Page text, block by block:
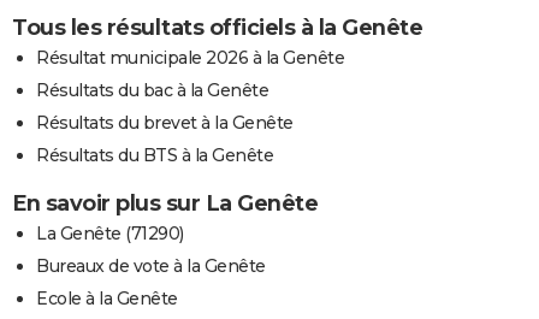
Tous les résultats officiels à la Genête
Résultat municipale 2026 à la Genête
Résultats du bac à la Genête
Résultats du brevet à la Genête
Résultats du BTS à la Genête
En savoir plus sur La Genête
La Genête (71290)
Bureaux de vote à la Genête
Ecole à la Genête